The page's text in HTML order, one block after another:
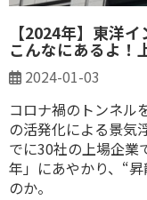
【2024年】東洋
こんなにあるよ！
2024-01-03
コロナ禍のトンネル
の活発化による景気
でに30社の上場企業
年」にあやかり、“
のか。